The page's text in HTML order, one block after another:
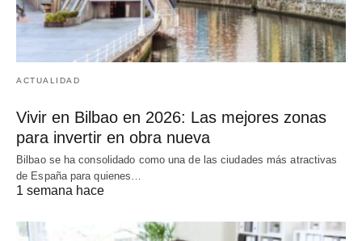
ACTUALIDAD
Vivir en Bilbao en 2026: Las mejores zonas
para invertir en obra nueva
Bilbao se ha consolidado como una de las ciudades más atractivas
de España para quienes…
1 semana hace